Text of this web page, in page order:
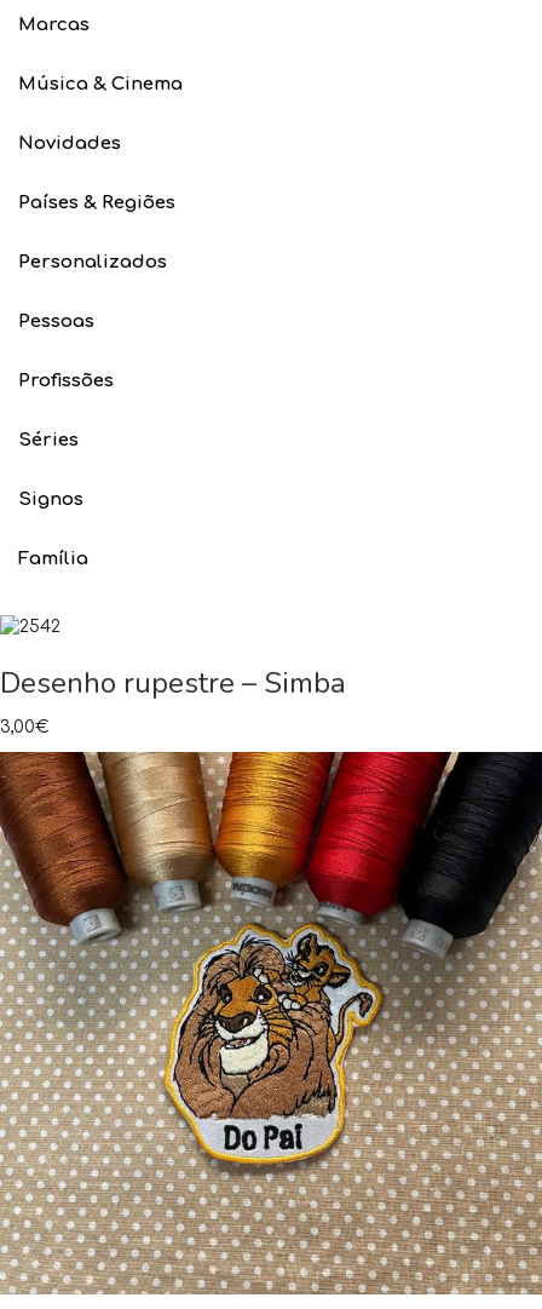
Marcas
Música & Cinema
Novidades
Países & Regiões
Personalizados
Pessoas
Profissões
Séries
Signos
Família
Desenho rupestre – Simba
3,00€